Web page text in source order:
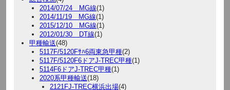
2014/07/24 MG線(1)
2014/11/19 MG線(1)
2015/12/10 MG線(1)
2012/01/30 DT線(1)
甲種輸送(48)
5117F/5120Fｻﾊ6両東急甲種(2)
5117F/5120F6ドアJ-TREC甲種(1)
5114F6ドアJ-TREC甲種(1)
2020系甲種輸送(18)
2121FJ-TREC横浜出場(4)